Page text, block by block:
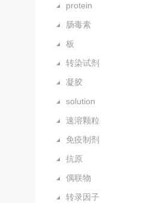
protein
肠毒素
板
转染试剂
凝胶
solution
速溶颗粒
免疫制剂
抗原
偶联物
转录因子